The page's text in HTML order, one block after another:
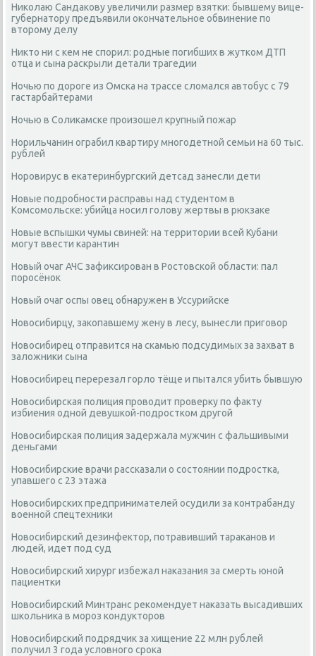
Николаю Сандакову увеличили размер взятки: бывшему вице-
губернатору предъявили окончательное обвинение по
второму делу
Никто ни с кем не спорил: родные погибших в жутком ДТП
отца и сына раскрыли детали трагедии
Ночью по дороге из Омска на трассе сломался автобус с 79
гастарбайтерами
Ночью в Соликамске произошел крупный пожар
Норильчанин ограбил квартиру многодетной семьи на 60 тыс.
рублей
Норовирус в екатеринбургский детсад занесли дети
Новые подробности расправы над студентом в
Комсомольске: убийца носил голову жертвы в рюкзаке
Новые вспышки чумы свиней: на территории всей Кубани
могут ввести карантин
Новый очаг АЧС зафиксирован в Ростовской области: пал
поросёнок
Новый очаг оспы овец обнаружен в Уссурийске
Новосибирцу, закопавшему жену в лесу, вынесли приговор
Новосибирец отправится на скамью подсудимых за захват в
заложники сына
Новосибирец перерезал горло тёще и пытался убить бывшую
Новосибирская полиция проводит проверку по факту
избиения одной девушкой-подростком другой
Новосибирская полиция задержала мужчин с фальшивыми
деньгами
Новосибирские врачи рассказали о состоянии подростка,
упавшего с 23 этажа
Новосибирских предпринимателей осудили за контрабанду
военной спецтехники
Новосибирский дезинфектор, потравивший тараканов и
людей, идет под суд
Новосибирский хирург избежал наказания за смерть юной
пациентки
Новосибирский Минтранс рекомендует наказать высадивших
школьника в мороз кондукторов
Новосибирский подрядчик за хищение 22 млн рублей
получил 3 года условного срока